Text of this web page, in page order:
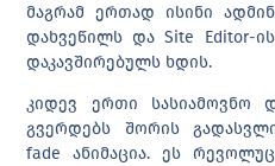
მაგრამ ერთად ისინი
დახვეწილს და Site Editor-
დაკავშირებულს ხდის.
კიდევ ერთი სასიამოვნო
გვერდებს შორის
fade ანიმაცია. ეს